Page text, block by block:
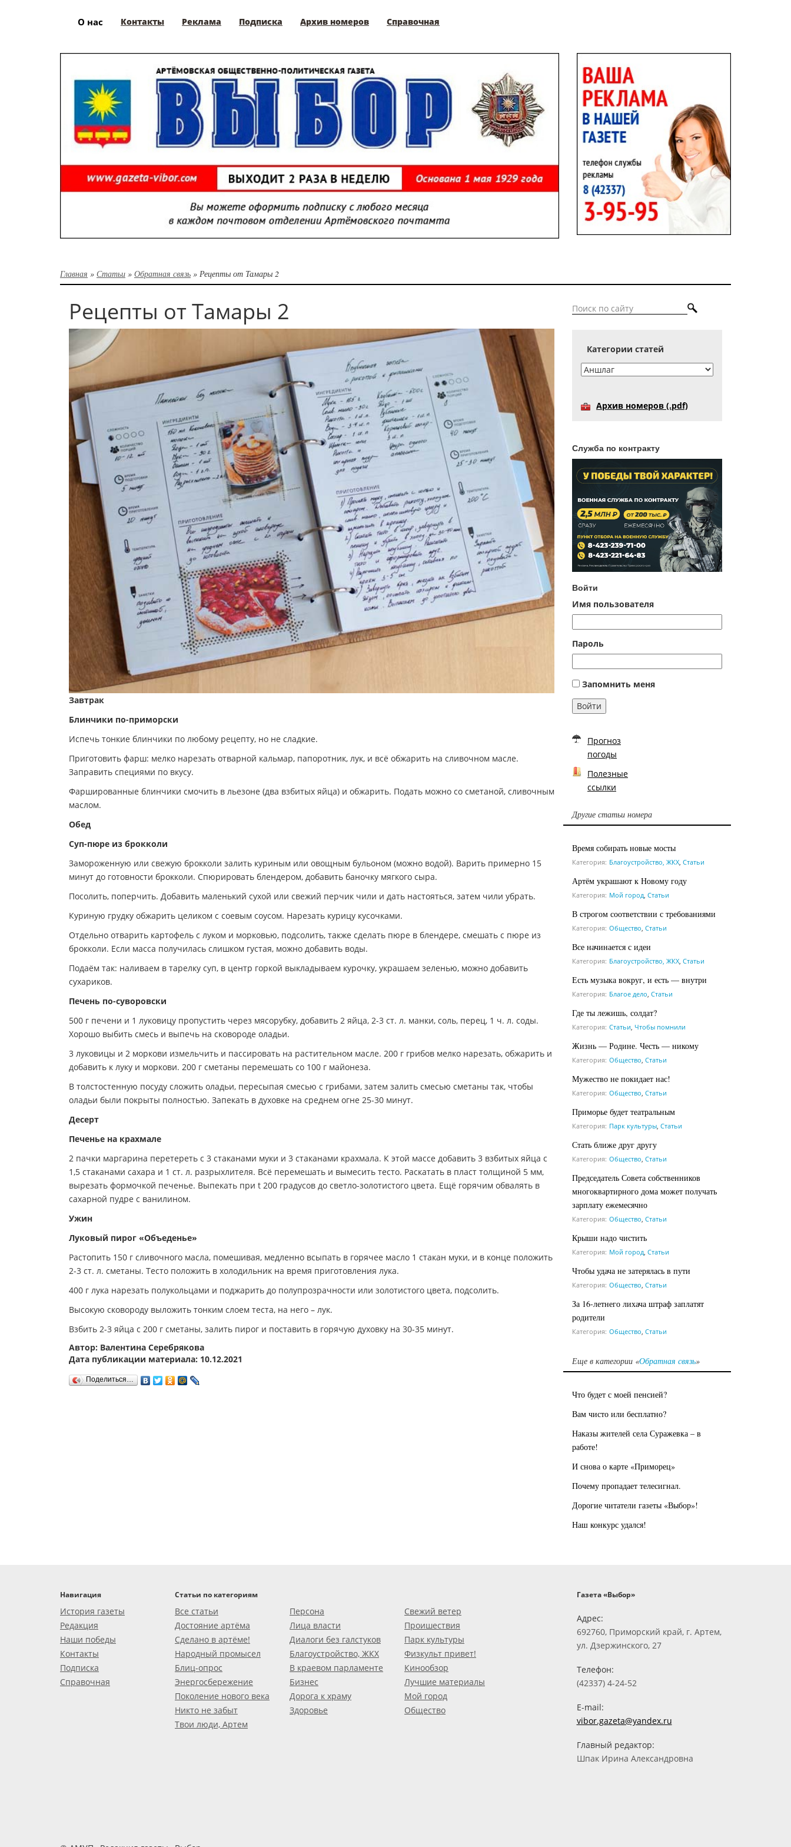
О нас Контакты Реклама Подписка Архив номеров Справочная
Главная » Статьи » Обратная связь » Рецепты от Тамары 2
Рецепты от Тамары 2
Завтрак
Блинчики по-приморски
Испечь тонкие блинчики по любому рецепту, но не сладкие.
Приготовить фарш: мелко нарезать отварной кальмар, папоротник, лук, и всё обжарить на сливочном масле.
Заправить специями по вкусу.
Фаршированные блинчики смочить в льезоне (два взбитых яйца) и обжарить. Подать можно со сметаной, сливочным
маслом.
Обед
Суп-пюре из брокколи
Замороженную или свежую брокколи залить куриным или овощным бульоном (можно водой). Варить примерно 15
минут до готовности брокколи. Спюрировать блендером, добавить баночку мягкого сыра.
Посолить, поперчить. Добавить маленький сухой или свежий перчик чили и дать настояться, затем чили убрать.
Куриную грудку обжарить целиком с соевым соусом. Нарезать курицу кусочками.
Отдельно отварить картофель с луком и морковью, подсолить, также сделать пюре в блендере, смешать с пюре из
брокколи. Если масса получилась слишком густая, можно добавить воды.
Подаём так: наливаем в тарелку суп, в центр горкой выкладываем курочку, украшаем зеленью, можно добавить
сухариков.
Печень по-суворовски
500 г печени и 1 луковицу пропустить через мясорубку, добавить 2 яйца, 2-3 ст. л. манки, соль, перец, 1 ч. л. соды.
Хорошо выбить смесь и выпечь на сковороде оладьи.
3 луковицы и 2 моркови измельчить и пассировать на растительном масле. 200 г грибов мелко нарезать, обжарить и
добавить к луку и моркови. 200 г сметаны перемешать со 100 г майонеза.
В толстостенную посуду сложить оладьи, пересыпая смесью с грибами, затем залить смесью сметаны так, чтобы
оладьи были покрыты полностью. Запекать в духовке на среднем огне 25-30 минут.
Десерт
Печенье на крахмале
2 пачки маргарина перетереть с 3 стаканами муки и 3 стаканами крахмала. К этой массе добавить 3 взбитых яйца с
1,5 стаканами сахара и 1 ст. л. разрыхлителя. Всё перемешать и вымесить тесто. Раскатать в пласт толщиной 5 мм,
вырезать формочкой печенье. Выпекать при t 200 градусов до светло-золотистого цвета. Ещё горячим обвалять в
сахарной пудре с ванилином.
Ужин
Луковый пирог «Объеденье»
Растопить 150 г сливочного масла, помешивая, медленно всыпать в горячее масло 1 стакан муки, и в конце положить
2-3 ст. л. сметаны. Тесто положить в холодильник на время приготовления лука.
400 г лука нарезать полукольцами и поджарить до полупрозрачности или золотистого цвета, подсолить.
Высокую сковороду выложить тонким слоем теста, на него – лук.
Взбить 2-3 яйца с 200 г сметаны, залить пирог и поставить в горячую духовку на 30-35 минут.
Автор: Валентина Серебрякова
Дата публикации материала: 10.12.2021
Поделиться…
Категории статей
Архив номеров (.pdf)
Служба по контракту
Войти
Имя пользователя
Пароль
Запомнить меня
Войти
Прогноз
погоды
Полезные
ссылки
Другие статьи номера
Время собирать новые мосты
Категория: Благоустройство, ЖКХ Статьи
Артём украшают к Новому году
Категория: Мой город Статьи
В строгом соответствии с требованиями
Категория: Общество Статьи
Все начинается с идеи
Категория: Благоустройство, ЖКХ Статьи
Есть музыка вокруг, и есть — внутри
Категория: Благое дело Статьи
Где ты лежишь, солдат?
Категория: Статьи Чтобы помнили
Жизнь — Родине. Честь — никому
Категория: Общество Статьи
Мужество не покидает нас!
Категория: Общество Статьи
Приморье будет театральным
Категория: Парк культуры Статьи
Стать ближе друг другу
Категория: Общество Статьи
Председатель Совета собственников
многоквартирного дома может получать
зарплату ежемесячно
Категория: Общество Статьи
Крыши надо чистить
Категория: Мой город Статьи
Чтобы удача не затерялась в пути
Категория: Общество Статьи
За 16-летнего лихача штраф заплатят
родители
Категория: Общество Статьи
Еще в категории «Обратная связь»
Что будет с моей пенсией?
Вам чисто или бесплатно?
Наказы жителей села Суражевка – в
работе!
И снова о карте «Приморец»
Почему пропадает телесигнал.
Дорогие читатели газеты «Выбор»!
Наш конкурс удался!
Навигация
История газеты
Редакция
Наши победы
Контакты
Подписка
Справочная
Статьи по категориям
Все статьи
Достояние артёма
Сделано в артёме!
Народный промысел
Блиц-опрос
Энергосбережение
Поколение нового века
Никто не забыт
Твои люди, Артем
Персона
Лица власти
Диалоги без галстуков
Благоустройство, ЖКХ
В краевом парламенте
Бизнес
Дорога к храму
Здоровье
Свежий ветер
Проишествия
Парк культуры
Физкульт привет!
Кинообзор
Лучшие материалы
Мой город
Общество
Газета «Выбор»
Адрес:
692760, Приморский край, г. Артем,
ул. Дзержинского, 27
Телефон:
(42337) 4-24-52
E-mail:
vibor.gazeta@yandex.ru
Главный редактор:
Шпак Ирина Александровна